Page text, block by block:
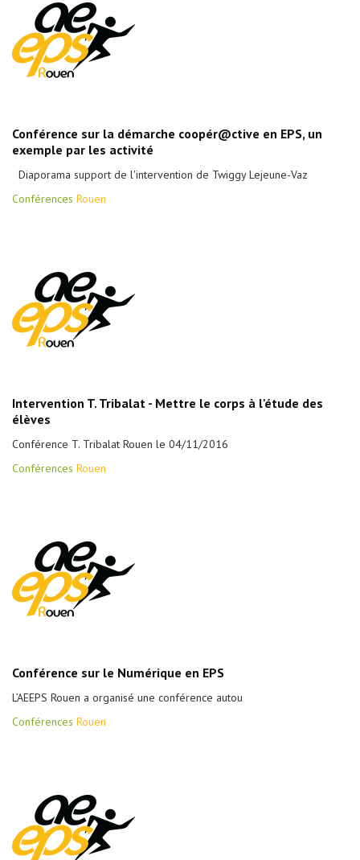
Conférence sur la démarche coopér@ctive en EPS, un
exemple par les activité
Diaporama support de l'intervention de Twiggy Lejeune-Vaz
Conférences Rouen
Intervention T. Tribalat - Mettre le corps à l'étude des
élèves
Conférence T. Tribalat Rouen le 04/11/2016
Conférences Rouen
Conférence sur le Numérique en EPS
L’AEEPS Rouen a organisé une conférence autou
Conférences Rouen